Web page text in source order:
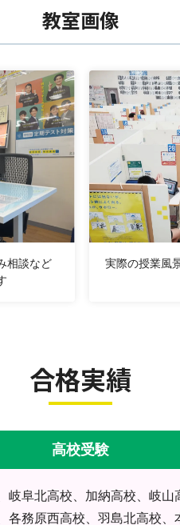
教室画像
相談など
実際の授業風
合格実績
高校受験
岐阜北高校、加納高校、岐山
各務原西高校、羽島北高校、